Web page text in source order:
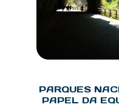
PARQUES
PAPEL DA